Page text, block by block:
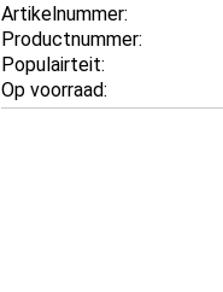
Artikelnummer:
Productnummer:
Populairteit:
Op voorraad: